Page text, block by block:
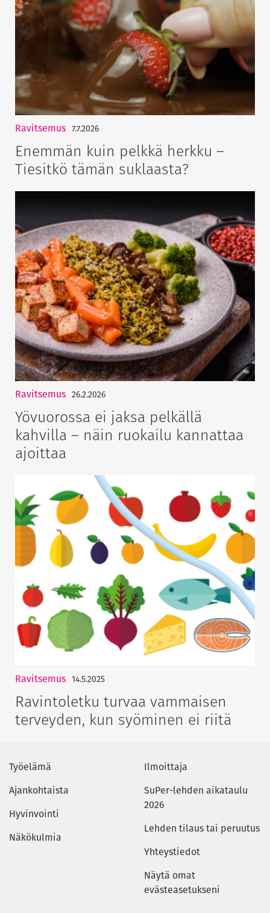
Ravitsemus 7.7.2026
Enemmän kuin pelkkä herkku –
Tiesitkö tämän suklaasta?
Ravitsemus 26.2.2026
Yövuorossa ei jaksa pelkällä
kahvilla – näin ruokailu kannattaa
ajoittaa
Ravitsemus 14.5.2025
Ravintoletku turvaa vammaisen
terveyden, kun syöminen ei riitä
Työelämä
Ajankohtaista
Hyvinvointi
Näkökulmia
Ilmoittaja
SuPer-lehden aikataulu
2026
Lehden tilaus tai peruutus
Yhteystiedot
Näytä omat
evästeasetukseni